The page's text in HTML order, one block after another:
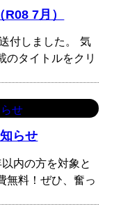
7月）
付しました。 気
のタイトルをクリ
せ
らせ
内の方を対象と
無料！ぜひ、奮っ